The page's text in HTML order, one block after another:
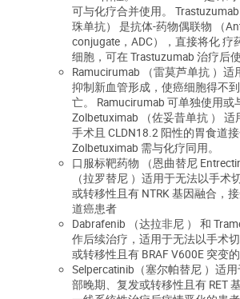
可与化疗合并使用。
珠单抗） 是抗体-药物偶联物 （
conjugate，ADC），直接将化 疗
细胞，可在 Trastuzumab 治疗后
Ramucirumab （雷莫芦单抗 ）适
抑制新血管形成，使癌细胞得不
亡。 Ramucirumab 可单独使用或
Zolbetuximab （佐妥昔单抗 ） 适
手术且 CLDN18.2 阳性的胃食道接
Zolbetuximab 需与化疗同用。
口服标靶药物 （恩曲替尼
（拉罗替尼 ）适用于无法以手术
或转移性且有 NTRK 基因融合，
道癌患者
Dabrafenib （达拉非尼 ） 和
作后续治疗，适用于无法以手术
或转移性且有 BRAF V600E 突变的
Selpercatinib（塞尔帕替尼 ）适
部晚期、复发或转移性且有 RET